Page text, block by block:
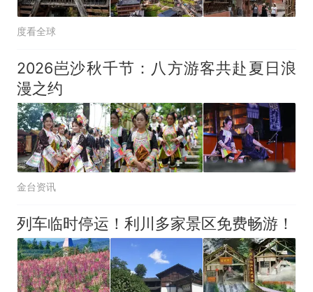
度看全球
2026岜沙秋千节：八方游客共赴夏日浪
漫之约
金台资讯
列车临时停运！利川多家景区免费畅游！